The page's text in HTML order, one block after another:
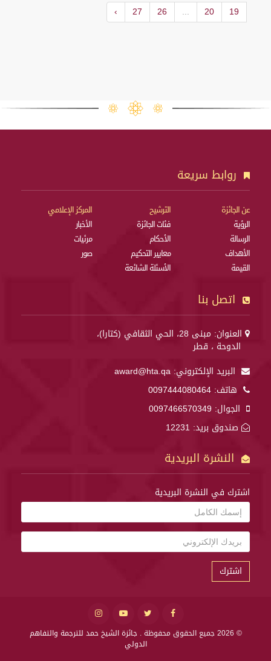
19
20
...
26
27
›
روابط سريعة
عن الجائزة
الرؤية
الرسالة
الأهداف
القيمة
الترشيح
فئات الجائزة
الأحكام
معايير التحكيم
الأسئلة الشائعة
المركز الإعلامي
الأخبار
مرئيات
صور
اتصل بنا
العنوان: مبنى 28، الحي الثقافي (كتارا)،
الدوحة ، قطر
البريد الإلكتروني: award@hta.qa
هاتف: 0097444080464
الجوال: 0097466570349
صندوق بريد: 12231
النشرة البريدية
اشترك في النشرة البريدية
اشترك
© 2026 جميع الحقوق محفوظة .
جائزة الشيخ حمد للترجمة والتفاهم
الدولي